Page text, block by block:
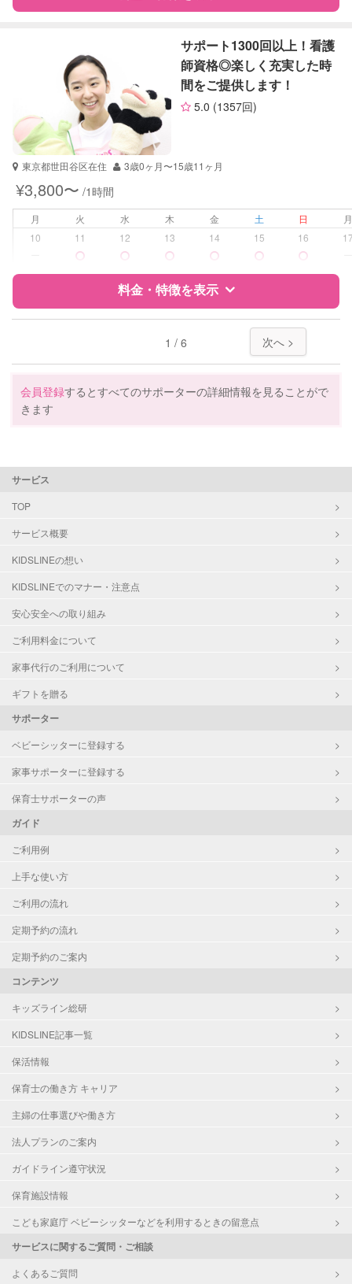
サポートの特徴
資格
企業型割引対象(旧内閣府補助対象)
自治体届出済ベビーシッター
看護師
助産師
受験対策 高校受験
中学生
高校生
国語
理科
社会
サポート1300回以上！看護
師資格◎楽しく充実した時
間をご提供します！
5.0 (1357回)
東京都世田谷区在住 3歳0ヶ月〜15歳11ヶ月
¥3,800〜 /1時間
月 火 水 木 金 土 日
10
11 12 13 14 15 16
料金・特徴を表示
サポートの特徴
資格
学校/塾の補習・宿題
対応科目
1 / 6 次へ >
会員登録するとすべてのサポーターの詳細情報を見ることがで
きます
サービス
TOP
サービス概要
KIDSLINEの想い
KIDSLINEでのマナー・注意点
安心安全への取り組み
ご利用料金について
家事代行のご利用について
ギフトを贈る
サポーター
ベビーシッターに登録する
家事サポーターに登録する
保育士サポーターの声
ガイド
ご利用例
上手な使い方
ご利用の流れ
定期予約の流れ
定期予約のご案内
コンテンツ
キッズライン総研
KIDSLINE記事一覧
保活情報
保育士の働き方 キャリア
主婦の仕事選びや働き方
法人プランのご案内
ガイドライン遵守状況
保育施設情報
こども家庭庁 ベビーシッターなどを利用するときの留意点
サービスに関するご質問・ご相談
よくあるご質問